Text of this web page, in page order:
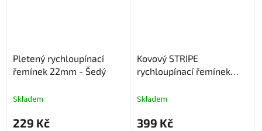
Pletený rychloupínací
řemínek 22mm - Šedý
Skladem
229 Kč
Kovový STRIPE
rychloupínací řemínek
Skladem
399 Kč